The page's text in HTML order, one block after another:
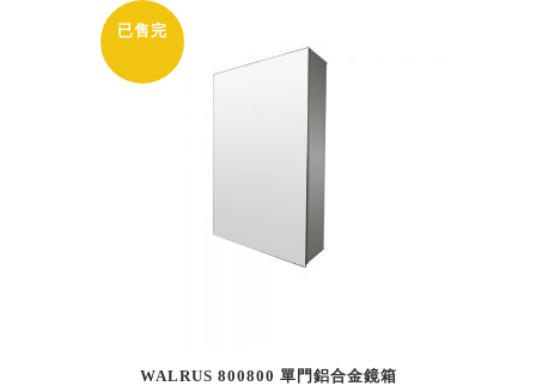
已售完
WALRUS 800800 單門鋁合金鏡箱